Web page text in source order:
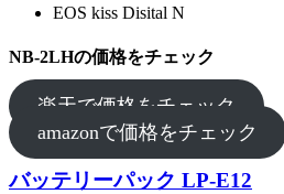
EOS kiss Disital N
NB-2LHの価格をチェック
楽天で価格をチェック
amazonで価格をチェック
バッテリーパック LP-E12